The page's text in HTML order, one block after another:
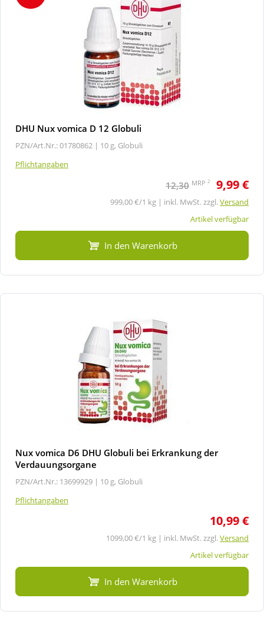
DHU Nux vomica D 12 Globuli
PZN/Art.Nr.: 01780862 | 10 g, Globuli
Pflichtangaben
12,30 MRP 2 9,99 €
999,00 €/1 kg | inkl. MwSt. zzgl.Versand
Artikel verfügbar
In den Warenkorb
Nux vomica D6 DHU Globuli bei Erkrankung der
Verdauungsorgane
PZN/Art.Nr.: 13699929 | 10 g, Globuli
Pflichtangaben
10,99 €
1099,00 €/1 kg | inkl. MwSt. zzgl.Versand
Artikel verfügbar
In den Warenkorb